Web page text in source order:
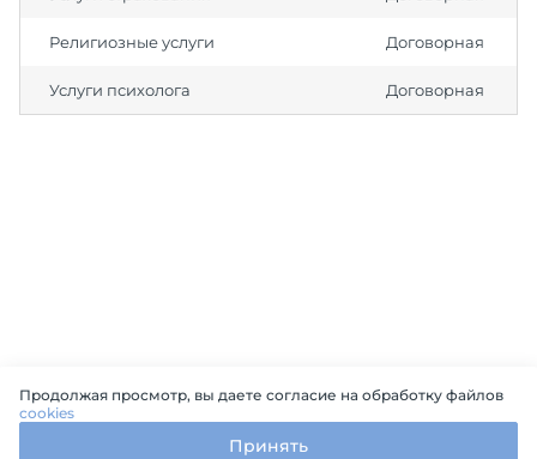
Религиозные услуги Договорная
Услуги психолога Договорная
Продолжая просмотр, вы даете согласие на обработку файлов
cookies
Принять